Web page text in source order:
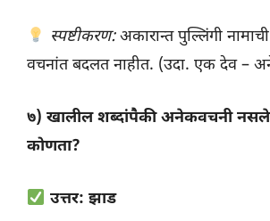
स्पष्टीकरण:अकारान्त पुल्लिंगी
वचनांत बदलत नाहीत. (उदा. एक देव –
७) खालील शब्दांपैकी अनेकवचनी
कोणता?
उत्तर: झाड